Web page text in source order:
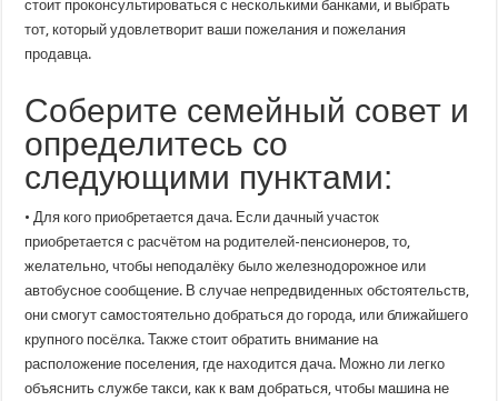
стоит проконсультироваться с несколькими банками, и выбрать
тот, который удовлетворит ваши пожелания и пожелания
продавца.
Соберите семейный совет и
определитесь со
следующими пунктами:
• Для кого приобретается дача. Если дачный участок
приобретается с расчётом на родителей-пенсионеров, то,
желательно, чтобы неподалёку было железнодорожное или
автобусное сообщение. В случае непредвиденных обстоятельств,
они смогут самостоятельно добраться до города, или ближайшего
крупного посёлка. Также стоит обратить внимание на
расположение поселения, где находится дача. Можно ли легко
объяснить службе такси, как к вам добраться, чтобы машина не